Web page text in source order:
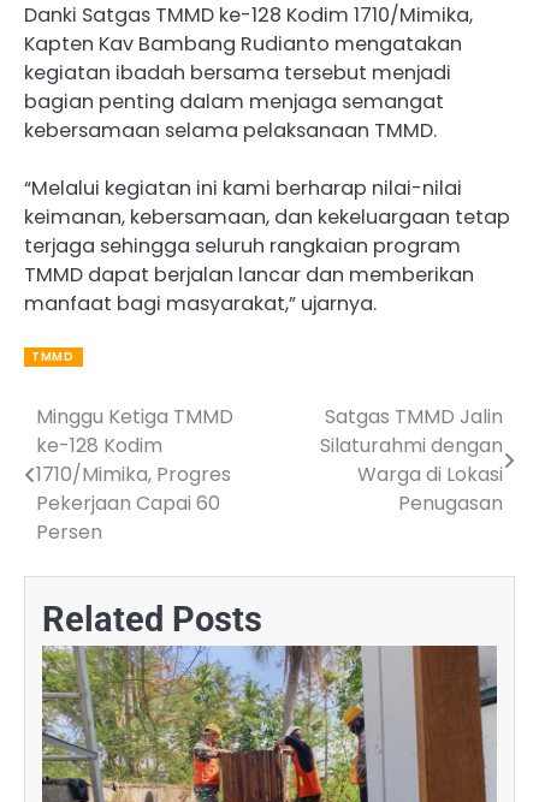
Danki Satgas TMMD ke-128 Kodim 1710/Mimika,
Kapten Kav Bambang Rudianto mengatakan
kegiatan ibadah bersama tersebut menjadi
bagian penting dalam menjaga semangat
kebersamaan selama pelaksanaan TMMD.
“Melalui kegiatan ini kami berharap nilai-nilai
keimanan, kebersamaan, dan kekeluargaan tetap
terjaga sehingga seluruh rangkaian program
TMMD dapat berjalan lancar dan memberikan
manfaat bagi masyarakat,” ujarnya.
TMMD
Post
navigation
Minggu Ketiga TMMD
ke-128 Kodim
1710/Mimika, Progres
Pekerjaan Capai 60
Persen
Satgas TMMD Jalin
Silaturahmi dengan
Warga di Lokasi
Penugasan
Related Posts